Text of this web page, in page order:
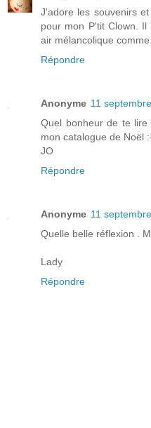
J'adore les souvenirs
pour mon P'tit Clown.
air mélancolique
Répondre
Anonyme 11
Quel bonheur de te
mon catalogue de Noël
JO
Répondre
Anonyme 11
Quelle belle réflexion .
Lady
Répondre